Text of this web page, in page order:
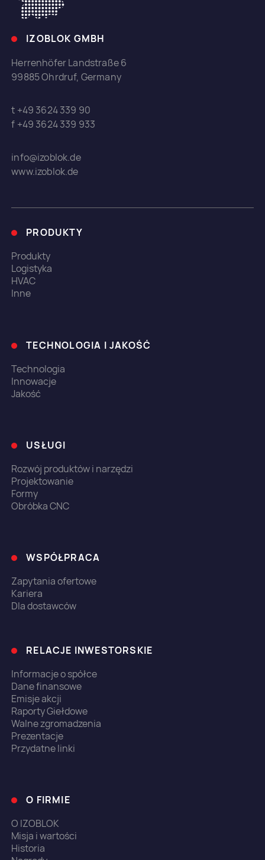
IZOBLOK GMBH
Herrenhöfer Landstraße 6
99885 Ohrdruf, Germany
t +49 3624 339 90
f +49 3624 339 933
info@izoblok.de
www.izoblok.de
PRODUKTY
Produkty
Logistyka
HVAC
Inne
TECHNOLOGIA I JAKOŚĆ
Technologia
Innowacje
Jakość
USŁUGI
Rozwój produktów i narzędzi
Projektowanie
Formy
Obróbka CNC
WSPÓŁPRACA
Zapytania ofertowe
Kariera
Dla dostawców
RELACJE INWESTORSKIE
Informacje o spółce
Dane finansowe
Emisje akcji
Raporty Giełdowe
Walne zgromadzenia
Prezentacje
Przydatne linki
O FIRMIE
O IZOBLOK
Misja i wartości
Historia